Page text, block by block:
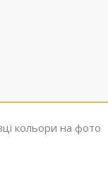
кольори на фото